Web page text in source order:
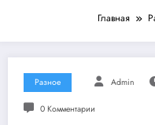
Главная
Разное Admin
0 Комментарии